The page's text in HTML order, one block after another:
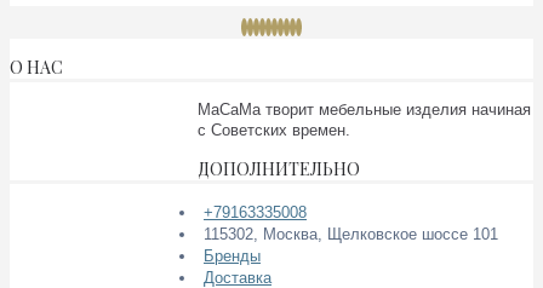
О НАС
МаСаМа творит мебельные изделия начиная
с Советских времен.
ДОПОЛНИТЕЛЬНО
+79163335008
115302, Москва, Щелковское шоссе 101
Бренды
Доставка